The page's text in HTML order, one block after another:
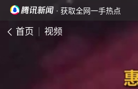
· 获取全网一手热点
首页 视频